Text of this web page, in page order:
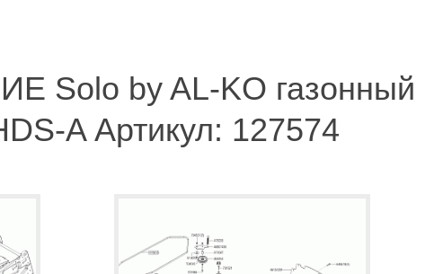
Solo by AL-KO газонный
A Артикул: 127574